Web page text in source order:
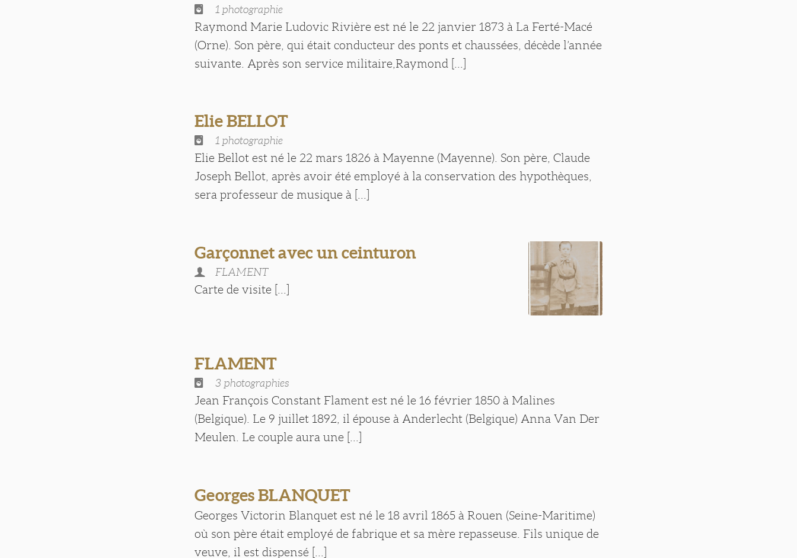
1 photographie
Raymond Marie Ludovic Rivière est né le 22 janvier 1873 à La Ferté-Macé
(Orne). Son père, qui était conducteur des ponts et chaussées, décède l’année
suivante. Après son service militaire,Raymond [...]
Elie BELLOT
1 photographie
Elie Bellot est né le 22 mars 1826 à Mayenne (Mayenne). Son père, Claude
Joseph Bellot, après avoir été employé à la conservation des hypothèques,
sera professeur de musique à [...]
Garçonnet avec un ceinturon
FLAMENT
Carte de visite [...]
FLAMENT
3 photographies
Jean François Constant Flament est né le 16 février 1850 à Malines
(Belgique). Le 9 juillet 1892, il épouse à Anderlecht (Belgique) Anna Van Der
Meulen. Le couple aura une [...]
Georges BLANQUET
Georges Victorin Blanquet est né le 18 avril 1865 à Rouen (Seine-Maritime)
où son père était employé de fabrique et sa mère repasseuse. Fils unique de
veuve, il est dispensé [...]